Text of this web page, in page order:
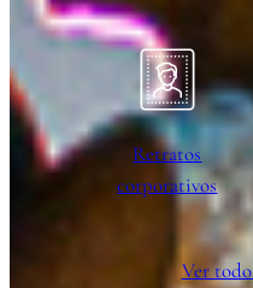
Retratos
corporativos
Ver